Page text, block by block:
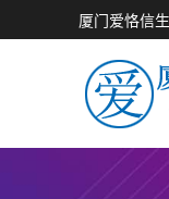
厦门爱恪信